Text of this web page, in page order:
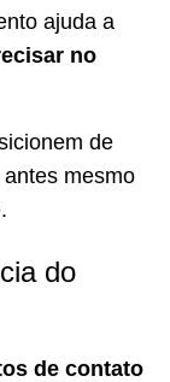
ajuda a
no
de
mesmo
do
de contato